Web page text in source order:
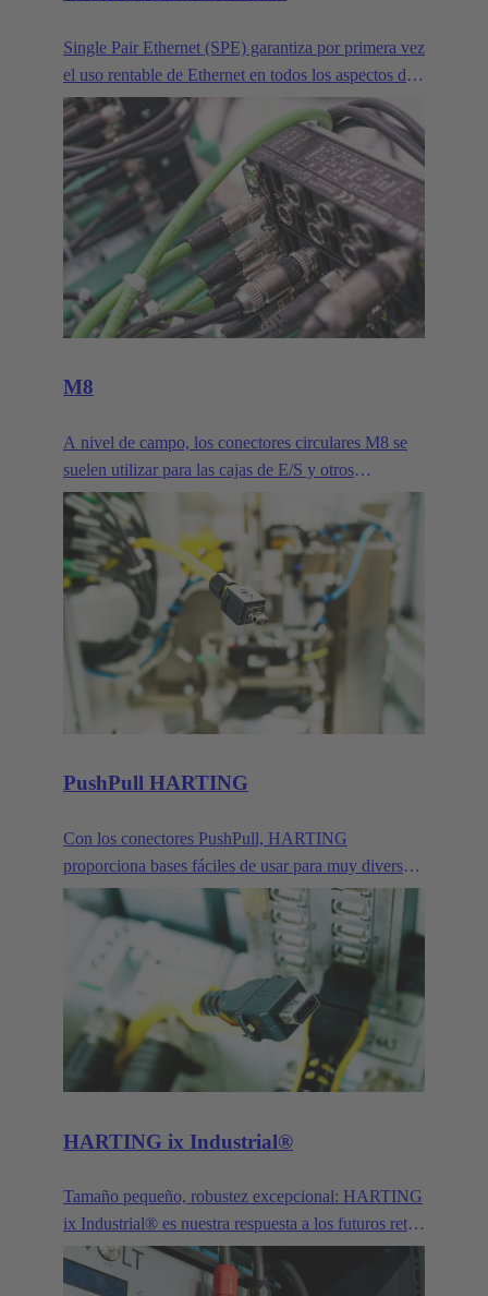
Single Pair Ethernet (SPE) garantiza por primera vez
el uso rentable de Ethernet en todos los aspectos de
la automatización industrial. Ethernet de un solo par
utiliza un par de cables para transmitir datos a
velocidades de hasta 1 GBit/s. Esto convierte a SPE
en la alternativa ideal para aplicaciones industriales
en la era de Industria 4.0 e IIoT. HARTING T1
Industrial es la cara de acoplamiento SPE para
aplicaciones industriales según IEC 63171-6.
M8
A nivel de campo, los conectores circulares M8 se
suelen utilizar para las cajas de E/S y otros
dispositivos que ocupan poco espacio. Su tamaño
compacto los convierte en el conector ideal para la
transmisión de señales y datos en los exigentes
entornos IP65/67.
PushPull HARTING
Con los conectores PushPull, HARTING
proporciona bases fáciles de usar para muy diversas
aplicaciones que requieren la transmisión de datos,
señales y potencia. Además del clásico RJ45, este
concepto modular también incluye caras de conector
tanto para la transmisión de señales y datos como
para la conexión de interfaces ópticas.
HARTING ix Industrial®
Tamaño pequeño, robustez excepcional: HARTING
ix Industrial® es nuestra respuesta a los futuros retos
que plantean la Industria 4.0 y el IoT.